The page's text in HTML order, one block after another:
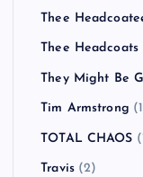
Thee
Thee Headcoats
They Might Be
Tim Armstrong
TOTAL CHAOS
Travis(2)